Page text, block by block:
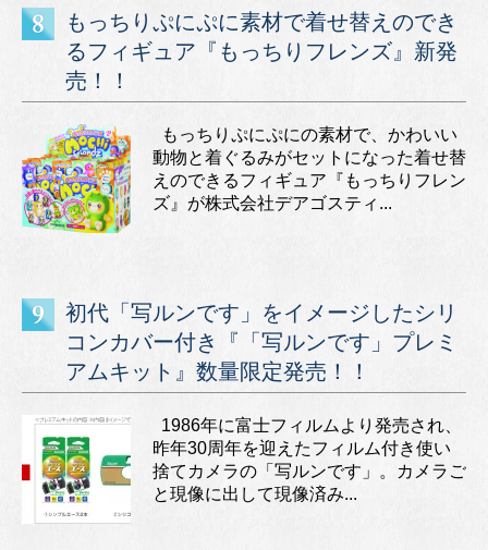
もっちりぷにぷに素材で着せ替えのでき
るフィギュア『もっちりフレンズ』新発
売！！
もっちりぷにぷにの素材で、かわいい
動物と着ぐるみがセットになった着せ替
えのできるフィギュア『もっちりフレン
ズ』が株式会社デアゴスティ...
初代「写ルンです」をイメージしたシリ
コンカバー付き『「写ルンです」プレミ
アムキット』数量限定発売！！
1986年に富士フィルムより発売され、
昨年30周年を迎えたフィルム付き使い
捨てカメラの「写ルンです」。カメラご
と現像に出して現像済み...